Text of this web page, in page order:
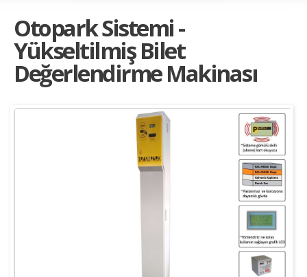
Otopark Sistemi -
Yükseltilmiş Bilet
Değerlendirme Makinası